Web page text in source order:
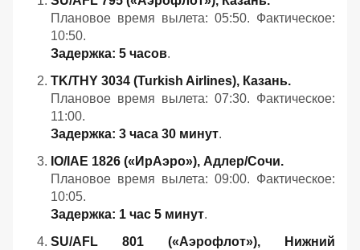
Плановое время вылета: 05:50. Фактическое:
10:50.
Задержка: 5 часов.
TK/THY 3034 (Turkish Airlines), Казань.
Плановое время вылета: 07:30. Фактическое:
11:00.
Задержка: 3 часа 30 минут.
IO/IAE 1826 («ИрАэро»), Адлер/Сочи.
Плановое время вылета: 09:00. Фактическое:
10:05.
Задержка: 1 час 5 минут.
SU/AFL 801 («Аэрофлот»), Нижний